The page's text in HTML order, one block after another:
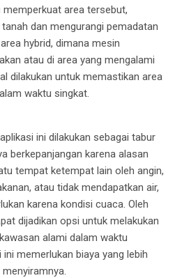
area tersebut,
dan mengurangi pemadatan
hybrid, dimana mesin
atau di area yang mengalami
dilakukan untuk memastikan area
waktu singkat.
ini dilakukan sebagai tabur
berkepanjangan karena alasan
tempat ketempat lain oleh angin,
atau tidak mendapatkan air,
karena kondisi cuaca. Oleh
dijadikan opsi untuk melakukan
alami dalam waktu
memerlukan biaya yang lebih